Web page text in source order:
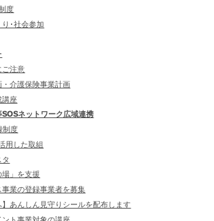
度
･社会参加
ご注意
介護保険事業計画
講座
ネットワーク広域連携
制度
用した取組
」を支援
業の登録事業者を募集
】あんしん見守りシールを配布します